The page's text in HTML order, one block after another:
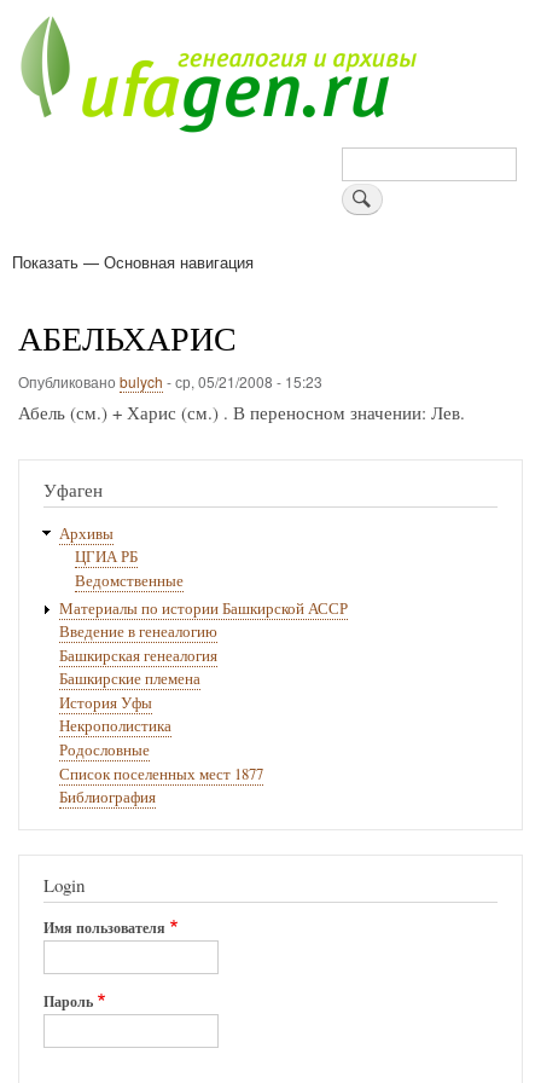
основному
содержанию
Поиск
Основная
Показать — Основная навигация
АБЕЛЬХАРИС
Опубликовано bulych -ср, 05/21/2008 - 15:23
Абель (см.) + Харис (см.) . В переносном значении: Лев.
Уфаген
Архивы
ЦГИА РБ
Ведомственные
Материалы по истории Башкирской АССР
Введение в генеалогию
Башкирская генеалогия
Башкирские племена
История Уфы
Некрополистика
Родословные
Список поселенных мест 1877
Библиография
Login
Имя пользователя
Пароль